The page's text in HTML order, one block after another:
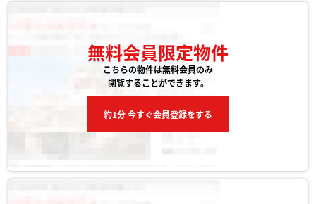
無料会員限定物件
こちらの物件は無料会員のみ
閲覧することができます。
約1分 今すぐ会員登録をする